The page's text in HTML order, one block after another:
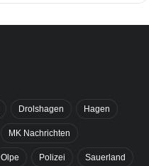
Drolshagen Hagen
MK Nachrichten
Olpe Polizei Sauerland